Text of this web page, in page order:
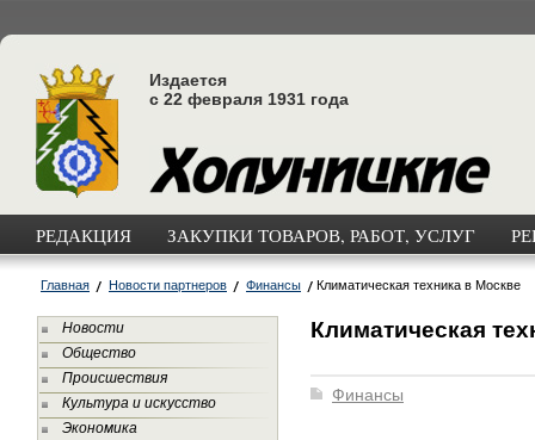
Издается
с 22 февраля 1931 года
РЕДАКЦИЯ ЗАКУПКИ ТОВАРОВ, РАБОТ, УСЛУГ
Главная Новости партнеров Финансы Климатическая техника в Москве
Новости
Общество
Происшествия
Культура и искусство
Экономика
Климатическая
Финансы